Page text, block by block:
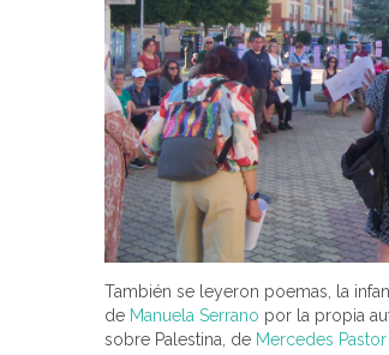
También se leyeron poemas, la
de Manuela Serrano por la propia
sobre Palestina, de Mercedes